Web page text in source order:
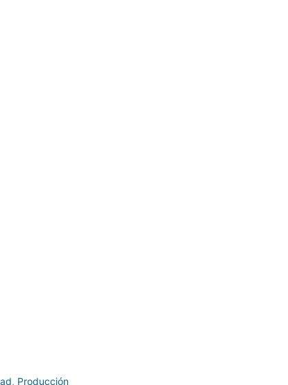
, Producción